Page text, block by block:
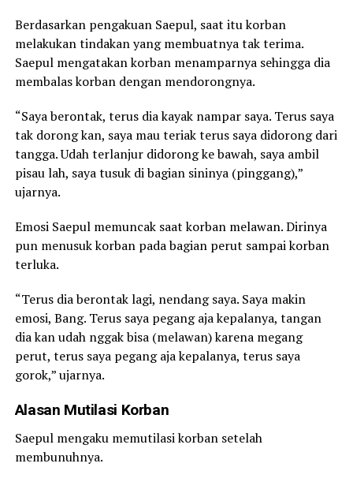
Berdasarkan pengakuan Saepul, saat itu korban
melakukan tindakan yang membuatnya tak terima.
Saepul mengatakan korban menamparnya sehingga dia
membalas korban dengan mendorongnya.
“Saya berontak, terus dia kayak nampar saya. Terus saya
tak dorong kan, saya mau teriak terus saya didorong dari
tangga. Udah terlanjur didorong ke bawah, saya ambil
pisau lah, saya tusuk di bagian sininya (pinggang),”
ujarnya.
Emosi Saepul memuncak saat korban melawan. Dirinya
pun menusuk korban pada bagian perut sampai korban
terluka.
“Terus dia berontak lagi, nendang saya. Saya makin
emosi, Bang. Terus saya pegang aja kepalanya, tangan
dia kan udah nggak bisa (melawan) karena megang
perut, terus saya pegang aja kepalanya, terus saya
gorok,” ujarnya.
Alasan Mutilasi Korban
Saepul mengaku memutilasi korban setelah
membunuhnya.